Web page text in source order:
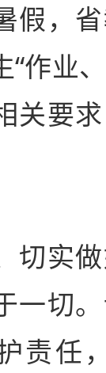
假，
“作业
关要
实做
一切
责任